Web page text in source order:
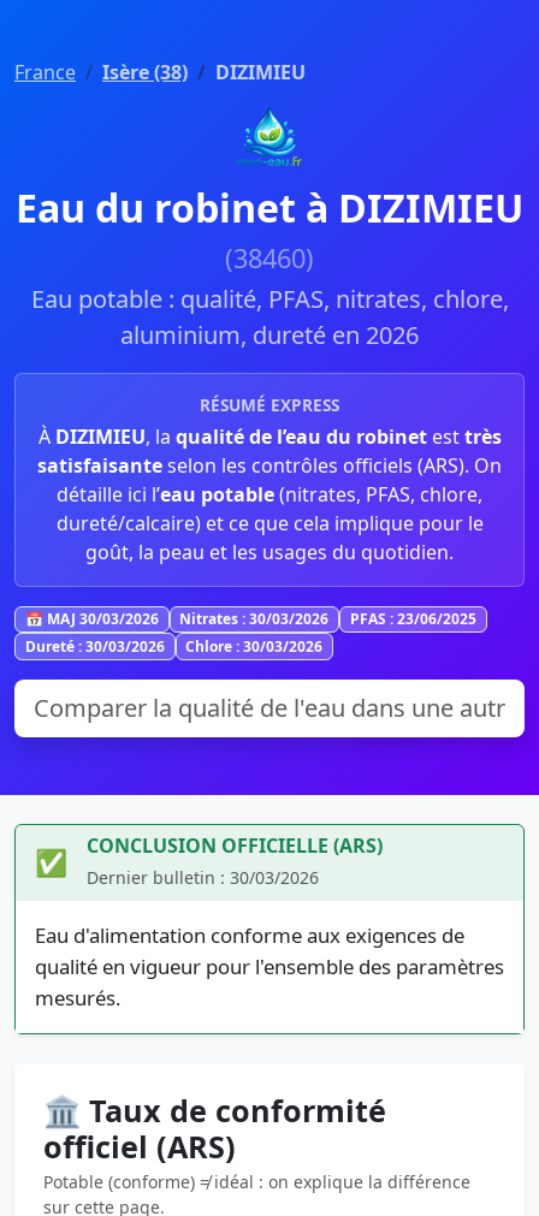
France Isère (38) DIZIMIEU
Eau du robinet à DIZIMIEU
(38460)
Eau potable : qualité, PFAS, nitrates, chlore,
aluminium, dureté en 2026
RÉSUMÉ EXPRESS
À DIZIMIEU, la qualité de l’eau du robinetesttrès
satisfaisanteselon les contrôles officiels (ARS). On
détaille ici l’eau potable(nitrates, PFAS, chlore,
dureté/calcaire) et ce que cela implique pour le
goût, la peau et les usages du quotidien.
📅 MAJ 30/03/2026 Nitrates : 30/03/2026
PFAS : 23/06/2025
Dureté : 30/03/2026
Chlore : 30/03/2026
✅ CONCLUSION OFFICIELLE (ARS)
Dernier bulletin : 30/03/2026
Eau d'alimentation conforme aux exigences de
qualité en vigueur pour l'ensemble des paramètres
mesurés.
🏛️ Taux de conformité
officiel (ARS)
Potable (conforme) ≠ idéal : on explique la différence
sur cette page.